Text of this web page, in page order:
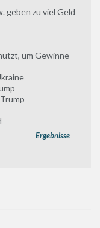
geben zu viel Geld
um Gewinne
Ergebnisse